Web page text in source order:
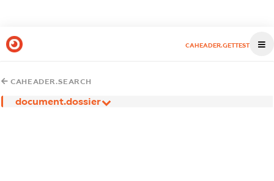
CAHEADER.GETTEST
CAHEADER.SEARCH
document.dossier